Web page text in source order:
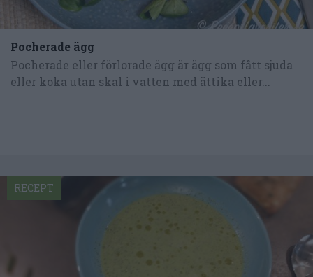
Pocherade ägg
Pocherade eller förlorade ägg är ägg som fått sjuda
eller koka utan skal i vatten med ättika eller...
RECEPT